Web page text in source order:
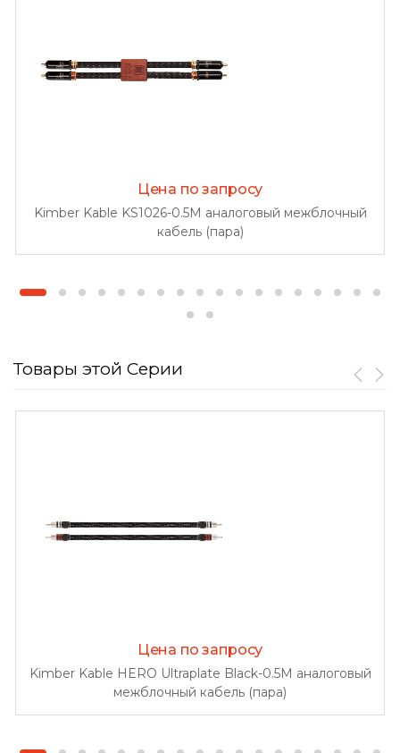
Цена по запросу
Kimber Kable KS1026-0.5M аналоговый межблочный
кабель (пара)
Товары этой Серии
Цена по запросу
Kimber Kable HERO Ultraplate Black-0.5M аналоговый
межблочный кабель (пара)